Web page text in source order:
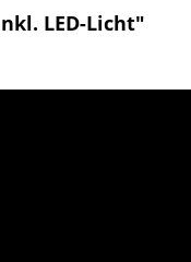
LED-Licht"